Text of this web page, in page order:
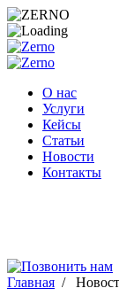
Перейти
к
О нас
Услуги
Кейсы
Статьи
Новости
Контакты
Главная /